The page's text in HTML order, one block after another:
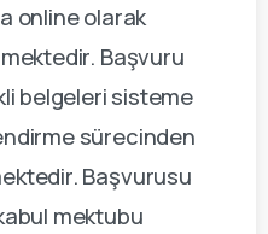
online olarak
Başvuru
belgeleri sisteme
sürecinden
Başvurusu
mektubu